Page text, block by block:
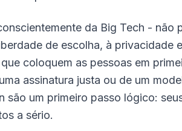
da Big Tech - não
de escolha, à privacidade
coloquem as pessoas em
assinatura justa ou de um
são um primeiro passo lógico:
a sério.